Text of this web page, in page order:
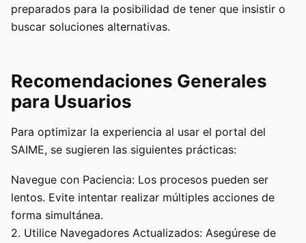
preparados para la posibilidad de tener que insistir o
buscar soluciones alternativas.
Recomendaciones Generales
para Usuarios
Para optimizar la experiencia al usar el portal del
SAIME, se sugieren las siguientes prácticas:
Navegue con Paciencia: Los procesos pueden ser
lentos. Evite intentar realizar múltiples acciones de
forma simultánea.
2. Utilice Navegadores Actualizados: Asegúrese de